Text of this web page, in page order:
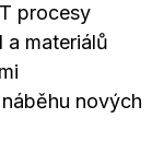
procesy
a materiálů
nových